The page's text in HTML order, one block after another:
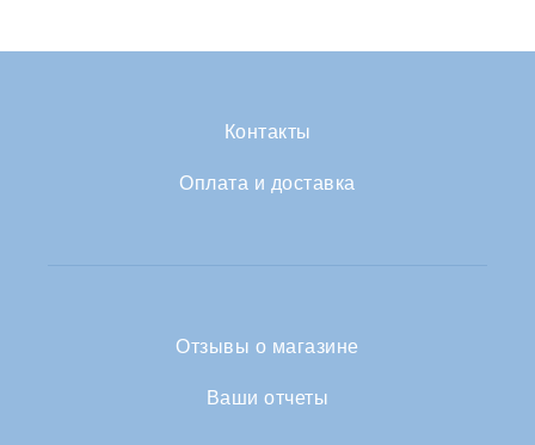
Контакты
Оплата и доставка
Отзывы о магазине
Ваши отчеты